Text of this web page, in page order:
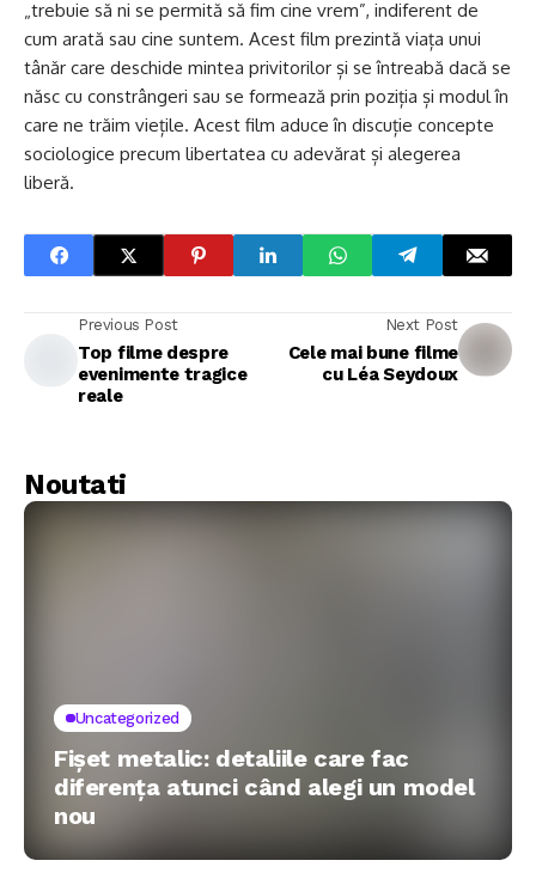
„trebuie să ni se permită să fim cine vrem”, indiferent de
cum arată sau cine suntem. Acest film prezintă viața unui
tânăr care deschide mintea privitorilor și se întreabă dacă se
născ cu constrângeri sau se formează prin poziția și modul în
care ne trăim viețile. Acest film aduce în discuție concepte
sociologice precum libertatea cu adevărat și alegerea
liberă.
Previous Post
Top filme despre
evenimente tragice
reale
Next Post
Cele mai bune filme
cu Léa Seydoux
Noutati
Uncategorized
Fișet metalic: detaliile care fac
diferența atunci când alegi un model
nou